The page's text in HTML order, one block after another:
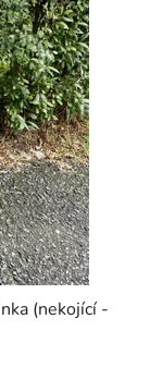
(nekojící -